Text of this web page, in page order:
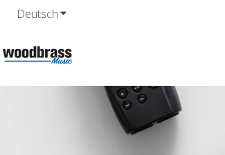
DeutschUntermenü für Übersetzungen